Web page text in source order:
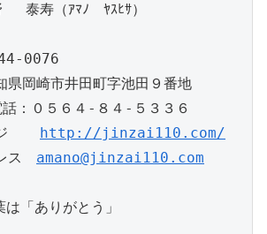
寿（ｱﾏﾉ　ﾔｽﾋｻ）
0076
井田町字池田９番地
６４-８４-５３３６
ジ
http://jinzai110.com/
ス amano@jinzai110.com
「ありがとう」